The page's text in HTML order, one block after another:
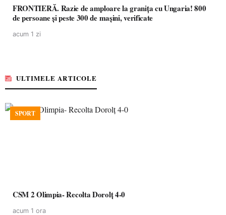
FRONTIERĂ. Razie de amploare la granița cu Ungaria! 800
de persoane și peste 300 de mașini, verificate
acum 1 zi
ULTIMELE ARTICOLE
SPORT
CSM 2 Olimpia- Recolta Dorolț 4-0
acum 1 ora